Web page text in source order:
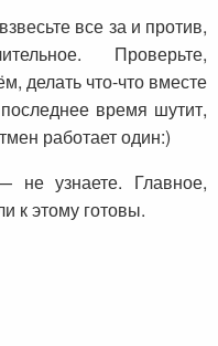
все за и против,
Проверьте,
делать что-что вместе
время шутит,
работает один:)
не узнаете. Главное,
к этому готовы.